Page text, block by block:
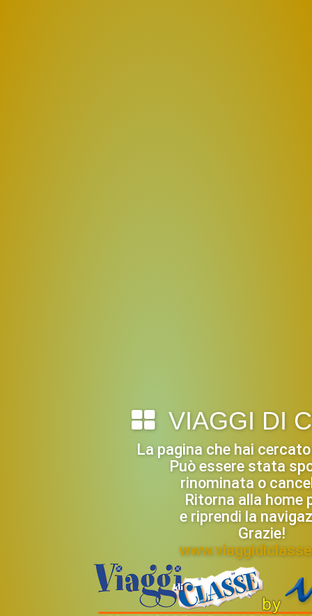
VIAGGI DI
La pagina che hai
Può essere stata
rinominata o
Ritorna alla home
e riprendi la
Grazie!